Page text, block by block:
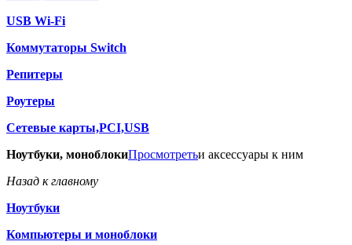
USB Wi-Fi
Коммутаторы Switch
Репитеры
Роутеры
Сетевые карты,PCI,USB
Ноутбуки, моноблокиПросмотретьи аксессуары к ним
Назад к главному
Ноутбуки
Компьютеры и моноблоки